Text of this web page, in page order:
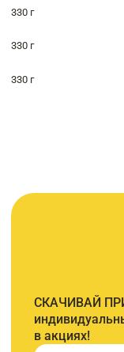
330 г
330 г
330 г
СКАЧИВАЙ
в акциях!